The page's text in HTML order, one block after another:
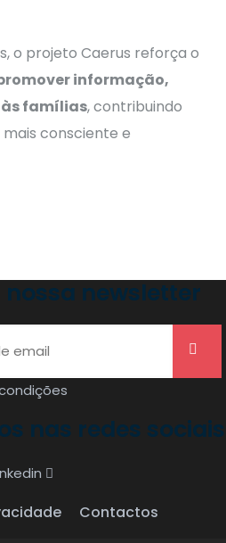
o projeto Caerus reforça o
informação,
famílias, contribuindo
consciente e
newsletter
nas redes sociais
Contactos